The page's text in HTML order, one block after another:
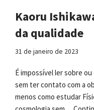
Kaoru
da qualidade
31 de janeiro de 2023
É impossível ler sobre
sem ter contato com a
menos como estudar